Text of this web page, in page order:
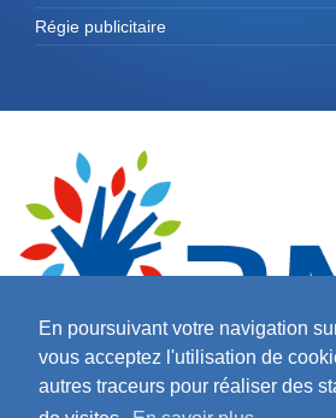
En poursuivant votre navigation
vous acceptez l'utilisation de
autres traceurs pour réaliser des
Régie publicitaire